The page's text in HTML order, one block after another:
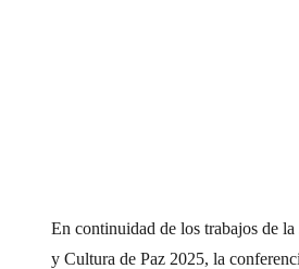
En continuidad de los trabajos de la
y Cultura de Paz 2025, la